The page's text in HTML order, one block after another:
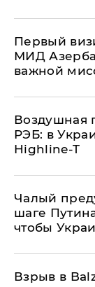
Первый
МИД
важной
Воздушная
РЭБ: в
Highline-T
Чалый
шаге
чтобы
Взрыв в